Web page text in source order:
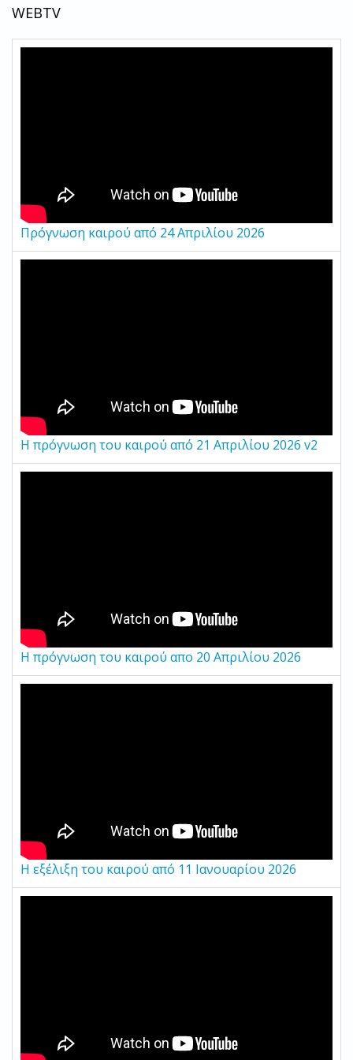
WEBTV
Πρόγνωση καιρού από 24 Απριλίου 2026
Η πρόγνωση του καιρού από 21 Απριλίου 2026 v2
Η πρόγνωση του καιρού απο 20 Απριλίου 2026
Η εξέλιξη του καιρού από 11 Ιανουαρίου 2026